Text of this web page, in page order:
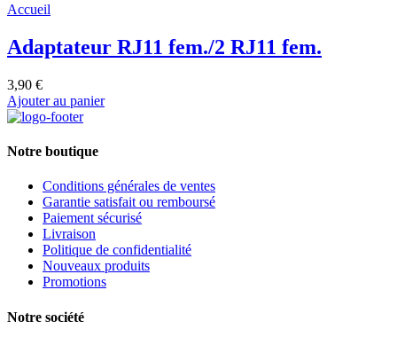
Accueil
Adaptateur RJ11 fem./2 RJ11 fem.
3,90 €
Ajouter au panier
Notre boutique
Conditions générales de ventes
Garantie satisfait ou remboursé
Paiement sécurisé
Livraison
Politique de confidentialité
Nouveaux produits
Promotions
Notre société